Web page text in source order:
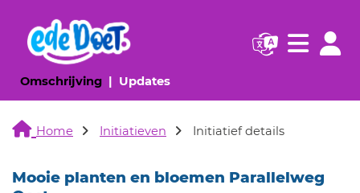
Omschrijving(huidige pagina)
Updates(huidige pagina)
Navigatie
Home Initiatieven Initiatief details
Mooie planten en bloemen Parallelweg